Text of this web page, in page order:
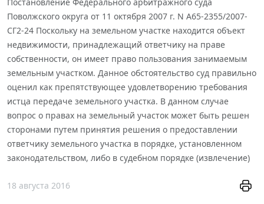
Поволжского округа от 11 октября 2007 г. N А65-2355/2007-
СГ2-24 Поскольку на земельном участке находится объект
недвижимости, принадлежащий ответчику на праве
собственности, он имеет право пользования занимаемым
земельным участком. Данное обстоятельство суд правильно
оценил как препятствующее удовлетворению требования
истца передаче земельного участка. В данном случае
вопрос о правах на земельный участок может быть решен
сторонами путем принятия решения о предоставлении
ответчику земельного участка в порядке, установленном
законодательством, либо в судебном порядке (извлечение)
18 августа 2016